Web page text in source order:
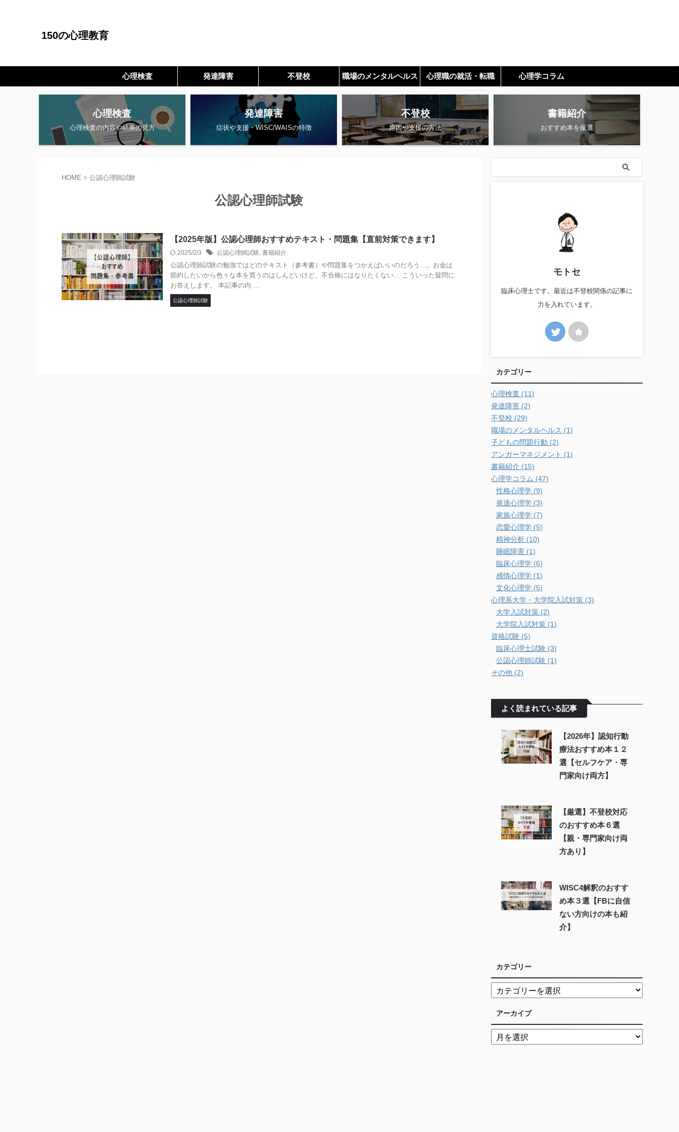
150の心理教育
心理検査 発達障害 不登校 職場のメンタルヘルス 心理職の就活・転職 心理学コラム
心理検査
心理検査の内容や結果の見方
発達障害
症状や支援・WISC/WAISの特徴
不登校
原因や支援の方法
書籍紹介
おすすめ本を厳選
HOME > 公認心理師試験
公認心理師試験
【2025年版】公認心理師おすすめテキスト・問題集【直前対策できます】
2025/2/3 公認心理師試験, 書籍紹介
公認心理師試験の勉強ではどのテキスト（参考書）や問題集をつかえばいいのだろう…。お金は
節約したいから色々な本を買うのはしんどいけど、不合格にはなりたくない… こういった疑問に
お答えします。 本記事の内 ...
公認心理師試験
モトセ
臨床心理士です。最近は不登校関係の記事に
力を入れています。
カテゴリー
心理検査 (11)
発達障害 (2)
不登校 (29)
職場のメンタルヘルス (1)
子どもの問題行動 (2)
アンガーマネジメント (1)
書籍紹介 (15)
心理学コラム (47)
性格心理学 (9)
発達心理学 (3)
家族心理学 (7)
恋愛心理学 (5)
精神分析 (10)
睡眠障害 (1)
臨床心理学 (6)
感情心理学 (1)
文化心理学 (5)
心理系大学・大学院入試対策 (3)
大学入試対策 (2)
大学院入試対策 (1)
資格試験 (5)
臨床心理士試験 (3)
公認心理師試験 (1)
その他 (2)
よく読まれている記事
【2026年】認知行動
療法おすすめ本１２
選【セルフケア・専
門家向け両方】
【厳選】不登校対応
のおすすめ本６選
【親・専門家向け両
方あり】
WISC4解釈のおすす
め本３選【FBに自信
ない方向けの本も紹
介】
カテゴリー
アーカイブ